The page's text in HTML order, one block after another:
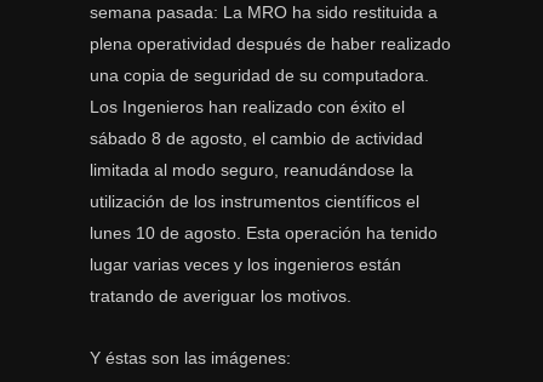
semana pasada: La MRO ha sido restituida a
plena operatividad después de haber realizado
una copia de seguridad de su computadora.
Los Ingenieros han realizado con éxito el
sábado 8 de agosto, el cambio de actividad
limitada al modo seguro, reanudándose la
utilización de los instrumentos científicos el
lunes 10 de agosto. Esta operación ha tenido
lugar varias veces y los ingenieros están
tratando de averiguar los motivos.
Y éstas son las imágenes: